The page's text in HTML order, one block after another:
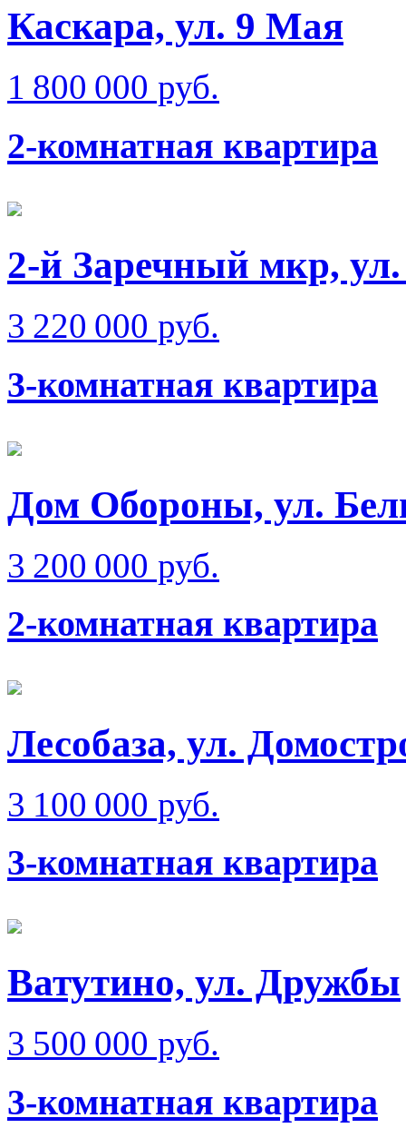
Каскара, ул. 9 Мая
1 800 000 руб.
2-комнатная квартира
2-й Заречный мкр, ул.
3 220 000 руб.
3-комнатная квартира
Дом Обороны, ул.
3 200 000 руб.
2-комнатная квартира
Лесобаза, ул.
3 100 000 руб.
3-комнатная квартира
Ватутино, ул. Дружбы
3 500 000 руб.
3-комнатная квартира